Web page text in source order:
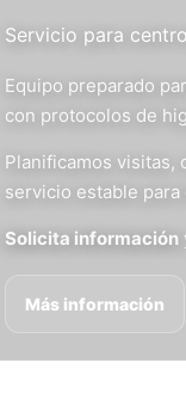
Servicio para
Equipo preparado
con protocolos de
Planificamos visitas,
servicio estable para
Solicita información
Más información